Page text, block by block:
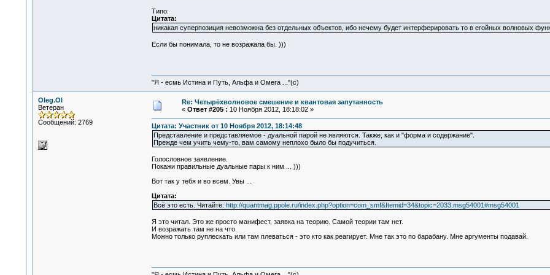
Типо:
Цитата:
никакая суперпозиция невозможна без отдельных объектов, ибо нечему будет интерферировать то в егойных волновых
Если бы понимала, то не возражала бы. )))
"Я - есмь Истина и Путь, Альфа и Омега ..."(с)
Oleg.Ol
Ветеран
Сообщений: 2769
Re: Четырёхволновое смешение и квантовая запутанность
« Ответ #205 : 10 Ноября 2012, 18:18:02 »
Цитата: Участник от 10 Ноября 2012, 18:14:48
Представление и представляемое - дуальной парой не являются. Также, как и "форма и содержание".
Прежде чем учить чему-то, вам самому неплохо было бы подучиться.
Голословное заявление.
Покажи правильные дуальные пары к ним ... )))
Вот так у тебя и во всем. Увы ...
Цитата:
Всё это есть. Читайте: http://quantmag.ppole.ru/index.php?option=com_smf&Itemid=34&topic=2033.msg54001#msg54001
Я это читал. Это же просто манифест, заявка на теорию. Самой теории там нет.
И возражать там не на что.
Можно только руплескать или там плеваться - это кто как реагирует. Мне так это по барабану. Мне аргументы подавай.